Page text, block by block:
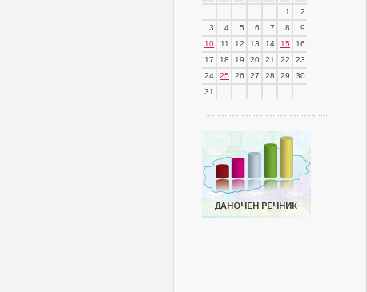
1
2
3
4 5 6 7 8
9
10
11 12 13 14 15
16
17
18 19 20 21 22
23
24
25 26 27 28 29
30
31